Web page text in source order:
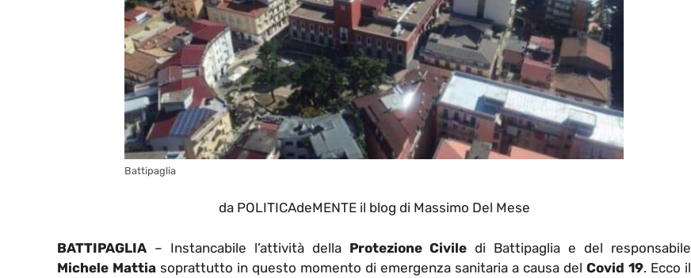
Battipaglia
da POLITICAdeMENTE il blog di Massimo Del Mese
BATTIPAGLIA – Instancabile l’attività della Protezione Civile di Battipaglia e del responsabile
Michele Mattia soprattutto in questo momento di emergenza sanitaria a causa del Covid 19. Ecco il